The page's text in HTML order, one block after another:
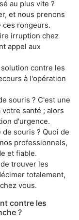
au plus vite ?
et nous prenons
ces rongeurs.
irruption chez
appel aux
contre les
à l'opération
souris ? C'est une
santé ; alors
d'urgence.
souris ? Quoi de
professionnels,
et fiable.
trouver les
totalement,
vous.
contre les
?